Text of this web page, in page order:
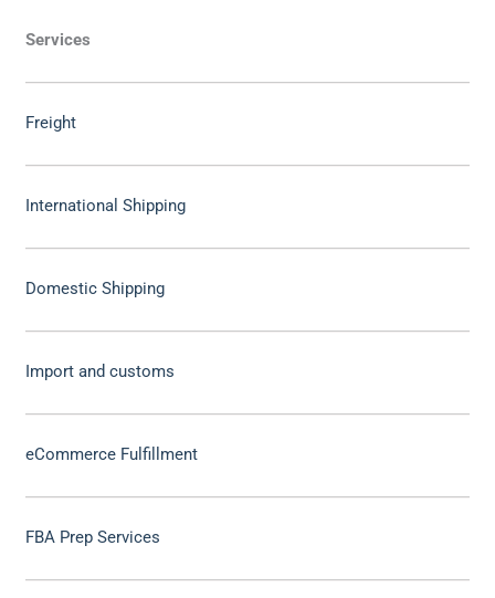
Services
Freight
International Shipping
Domestic Shipping
Import and customs
eCommerce Fulfillment
FBA Prep Services